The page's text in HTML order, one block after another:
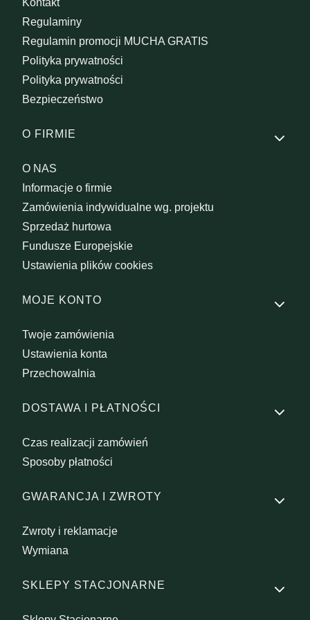
Kontakt
Regulaminy
Regulamin promocji MUCHA GRATIS
Polityka prywatności
Polityka prywatności
Bezpieczeństwo
O FIRMIE
O NAS
Informacje o firmie
Zamówienia indywidualne wg. projektu
Sprzedaż hurtowa
Fundusze Europejskie
Ustawienia plików cookies
MOJE KONTO
Twoje zamówienia
Ustawienia konta
Przechowalnia
DOSTAWA I PŁATNOŚCI
Czas realizacji zamówień
Sposoby płatności
GWARANCJA I ZWROTY
Zwroty i reklamacje
Wymiana
SKLEPY STACJONARNE